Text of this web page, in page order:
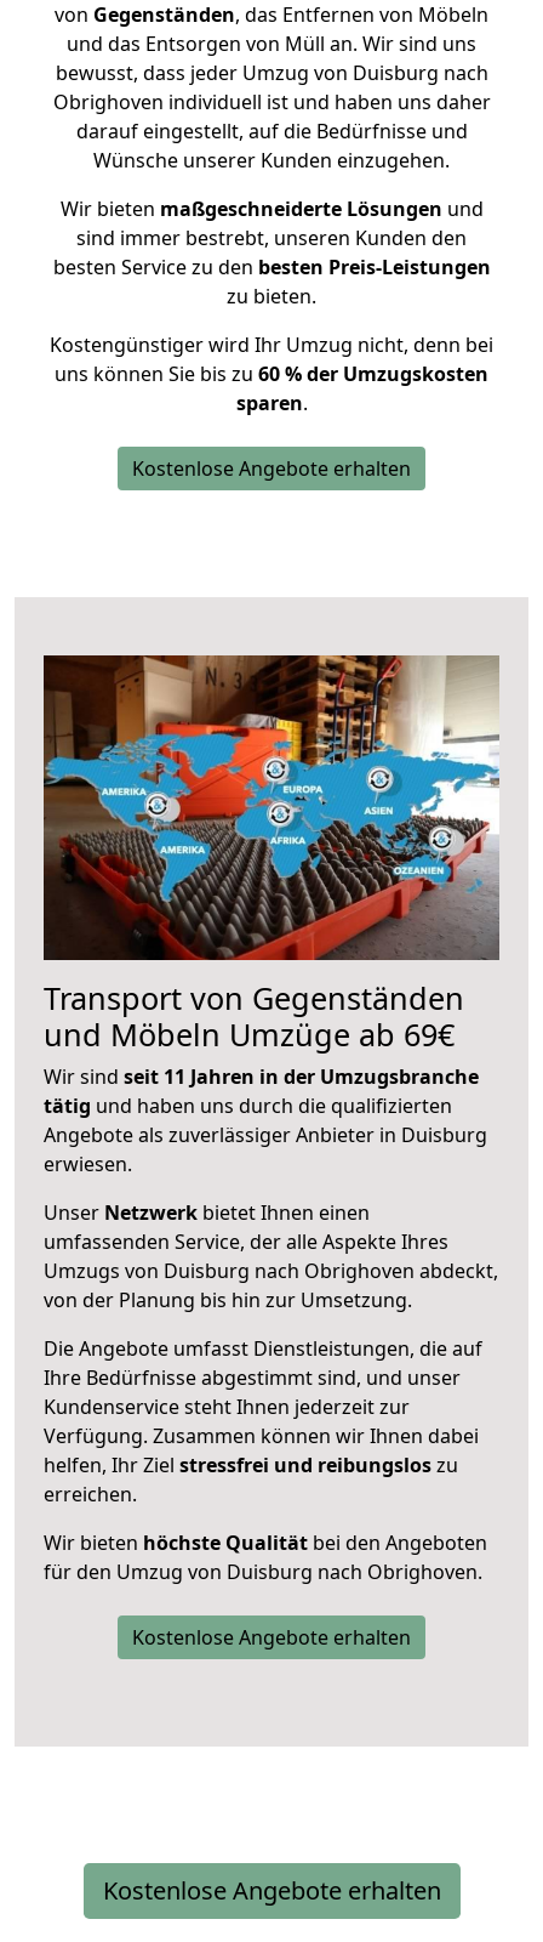
von Gegenständen, das Entfernen von Möbeln
und das Entsorgen von Müll an. Wir sind uns
bewusst, dass jeder Umzug von Duisburg nach
Obrighoven individuell ist und haben uns daher
darauf eingestellt, auf die Bedürfnisse und
Wünsche unserer Kunden einzugehen.
Wir bieten maßgeschneiderte Lösungen und
sind immer bestrebt, unseren Kunden den
besten Service zu den besten Preis-Leistungen
zu bieten.
Kostengünstiger wird Ihr Umzug nicht, denn bei
uns können Sie bis zu 60 % der Umzugskosten
sparen.
Kostenlose Angebote erhalten
Transport von Gegenständen
und Möbeln Umzüge ab 69€
Wir sind seit 11 Jahren in der Umzugsbranche
tätig und haben uns durch die qualifizierten
Angebote als zuverlässiger Anbieter in Duisburg
erwiesen.
Unser Netzwerk bietet Ihnen einen
umfassenden Service, der alle Aspekte Ihres
Umzugs von Duisburg nach Obrighoven abdeckt,
von der Planung bis hin zur Umsetzung.
Die Angebote umfasst Dienstleistungen, die auf
Ihre Bedürfnisse abgestimmt sind, und unser
Kundenservice steht Ihnen jederzeit zur
Verfügung. Zusammen können wir Ihnen dabei
helfen, Ihr Ziel stressfrei und reibungsloszu
erreichen.
Wir bieten höchste Qualität bei den Angeboten
für den Umzug von Duisburg nach Obrighoven.
Kostenlose Angebote erhalten
Kostenlose Angebote erhalten